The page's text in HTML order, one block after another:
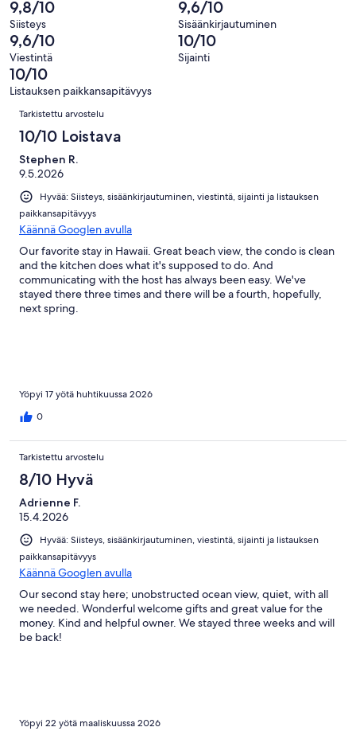
arvostelua
109
arvostelua
0
kautta
109
arvostelua
Hirveä.
0
kautta
109
arvostelua
9,8/10
Siisteys
9,6/10
Sisäänkirjautuminen
9,6/10
Viestintä
10/10
Sijainti
10/10
Listauksen paikkansapitävyys
Arvostelut
Tarkistettu arvostelu
10/10 Loistava
Stephen R.
9.5.2026
Hyvää: Siisteys, sisäänkirjautuminen, viestintä, sijainti ja listauksen
paikkansapitävyys
Käännä Googlen avulla
Our favorite stay in Hawaii. Great beach view, the condo is clean
and the kitchen does what it's supposed to do. And
communicating with the host has always been easy. We've
stayed there three times and there will be a fourth, hopefully,
next spring.
Yöpyi 17 yötä huhtikuussa 2026
0
Tarkistettu arvostelu
8/10 Hyvä
Adrienne F.
15.4.2026
Hyvää: Siisteys, sisäänkirjautuminen, viestintä, sijainti ja listauksen
paikkansapitävyys
Käännä Googlen avulla
Our second stay here; unobstructed ocean view, quiet, with all
we needed. Wonderful welcome gifts and great value for the
money. Kind and helpful owner. We stayed three weeks and will
be back!
Yöpyi 22 yötä maaliskuussa 2026